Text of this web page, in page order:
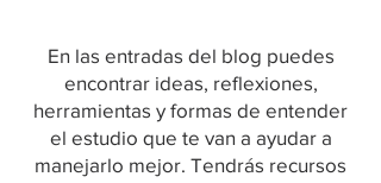
En las entradas del blog puedes
encontrar ideas, reflexiones,
herramientas y formas de entender
el estudio que te van a ayudar a
manejarlo mejor. Tendrás recursos